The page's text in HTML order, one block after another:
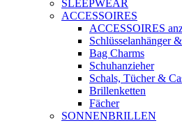
SLEEPWEAR
ACCESSOIRES
ACCESSOIRES
Schlüsselanhänger
Bag Charms
Schuhanzieher
Schals, Tücher &
Brillenketten
Fächer
SONNENBRILLEN